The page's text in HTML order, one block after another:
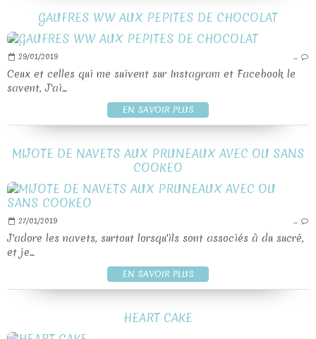
GAUFRES WW AUX PEPITES DE CHOCOLAT
29/01/2019 …
Ceux et celles qui me suivent sur Instagram et Facebook le
savent, J'ai...
EN SAVOIR PLUS
MIJOTE DE NAVETS AUX PRUNEAUX AVEC OU SANS
COOKEO
27/01/2019 …
J'adore les navets, surtout lorsqu'ils sont associés à du sucré,
et je...
EN SAVOIR PLUS
HEART CAKE